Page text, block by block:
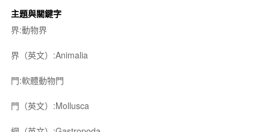
主題與關鍵字
界:動物界
界（英文）:Animalia
門:軟體動物門
門（英文）:Mollusca